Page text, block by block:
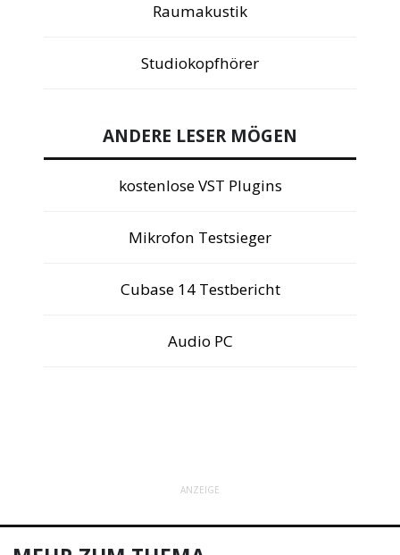
Raumakustik
Studiokopfhörer
ANDERE LESER MÖGEN
kostenlose VST Plugins
Mikrofon Testsieger
Cubase 14 Testbericht
Audio PC
ANZEIGE